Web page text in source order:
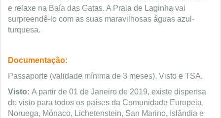
e relaxe na Baía das Gatas. A Praia de Laginha vai
surpreendê-lo com as suas maravilhosas águas azul-
turquesa.
Documentação:
Passaporte (validade mínima de 3 meses), Visto e TSA.
Visto: A partir de 01 de Janeiro de 2019, existe dispensa
de visto para todos os países da Comunidade Europeia,
Noruega, Mónaco, Lichetenstein, San Marino, Islândia e